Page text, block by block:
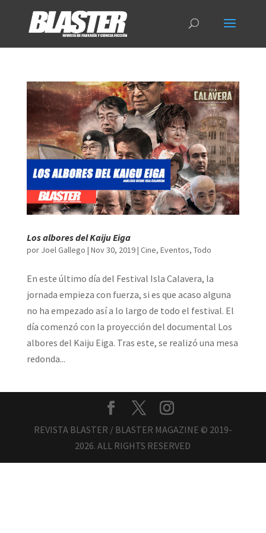
Los albores del Kaiju Eiga
por Joel Gallego | Nov 30, 2019| Cine, Eventos, Todo
En este último día del Festival Isla Calavera, la
jornada empieza con fuerza, si es que acaso alguna
no ha empezado así a lo largo de todo el festival. El
día comenzó con la proyección del documental Los
albores del Kaiju Eiga. Tras este, se realizó una mesa
redonda...
REVISTA BLASTER / BLASTER MAGAZINE © 2019-
2026. ALL RIGHTS RESERVED